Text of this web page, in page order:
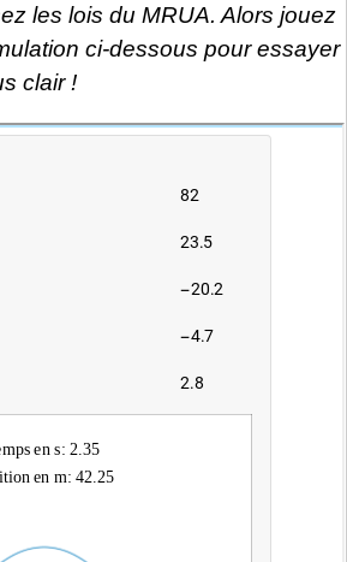
les lois du MRUA. Alors jouez
ci-dessous pour essayer
clair !